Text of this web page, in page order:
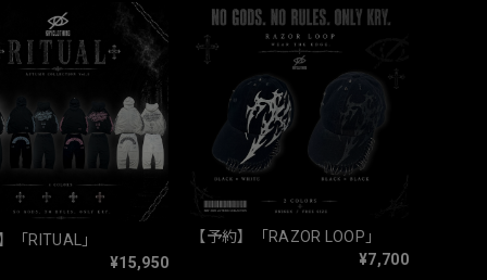
「RITUAL」
¥15,950
【予約】「RAZOR LOOP」
¥7,700